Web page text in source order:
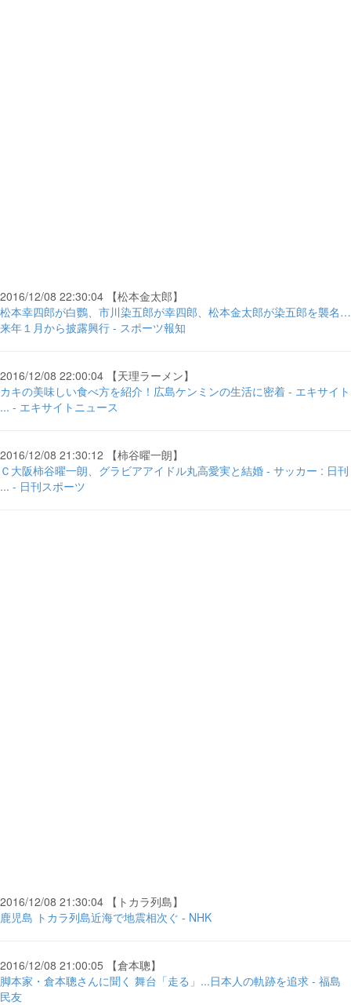
2016/12/08 22:30:04 【松本金太郎】
松本幸四郎が白鸚、市川染五郎が幸四郎、松本金太郎が染五郎を襲名…
来年１月から披露興行 - スポーツ報知
2016/12/08 22:00:04 【天理ラーメン】
カキの美味しい食べ方を紹介！広島ケンミンの生活に密着 - エキサイト
... - エキサイトニュース
2016/12/08 21:30:12 【柿谷曜一朗】
Ｃ大阪柿谷曜一朗、グラビアアイドル丸高愛実と結婚 - サッカー : 日刊
... - 日刊スポーツ
2016/12/08 21:30:04 【トカラ列島】
鹿児島 トカラ列島近海で地震相次ぐ - NHK
2016/12/08 21:00:05 【倉本聰】
脚本家・倉本聰さんに聞く 舞台「走る」...日本人の軌跡を追求 - 福島
民友